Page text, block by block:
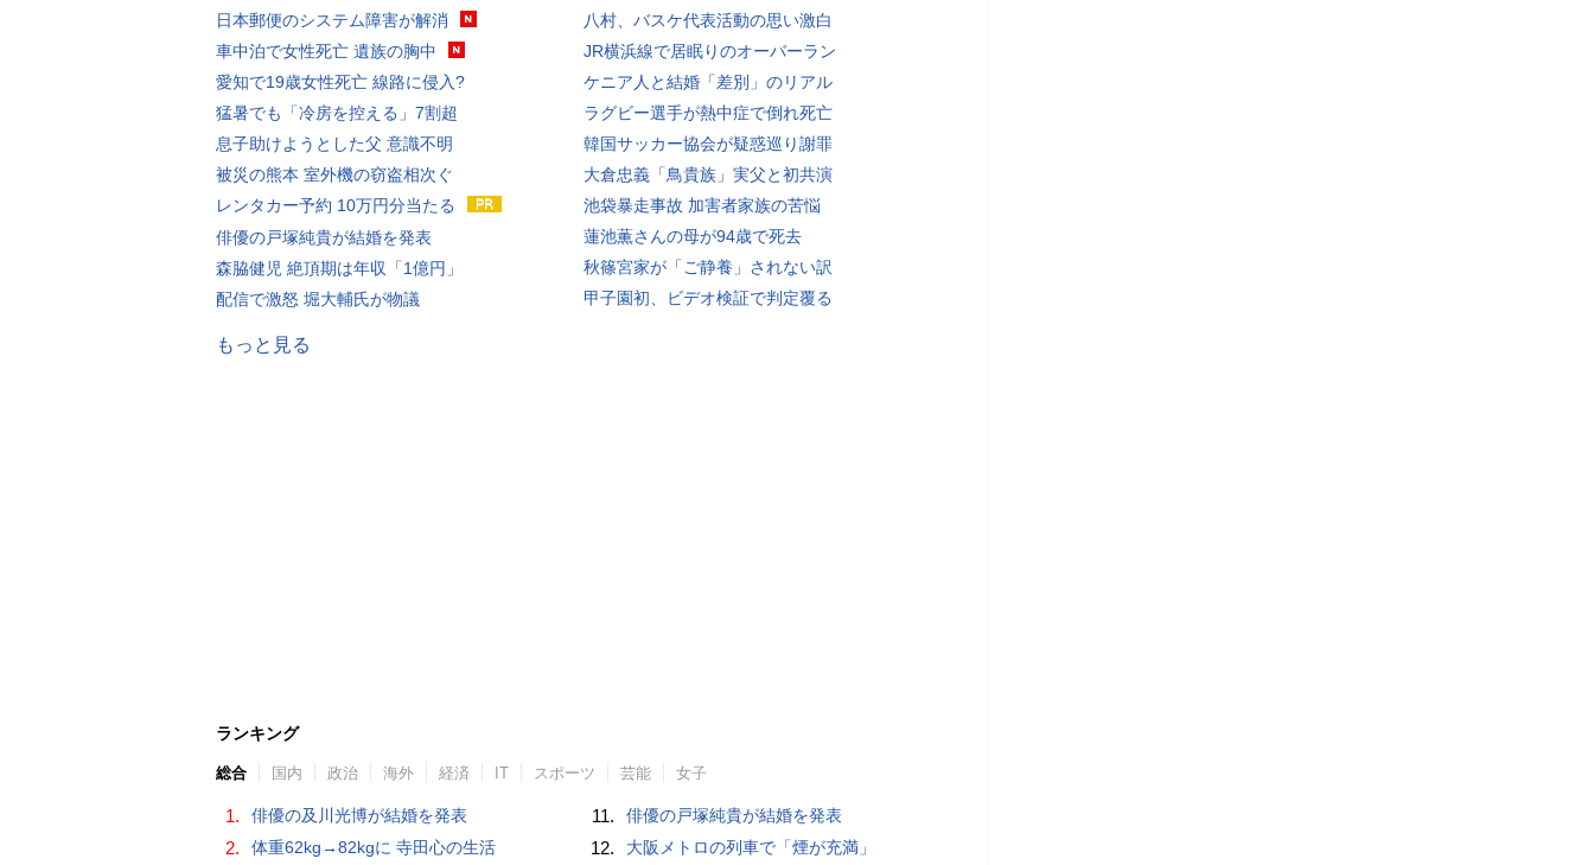
日本郵便のシステム障害が解消
車中泊で女性死亡 遺族の胸中
愛知で19歳女性死亡 線路に侵入?
猛暑でも「冷房を控える」7割超
息子助けようとした父 意識不明
被災の熊本 室外機の窃盗相次ぐ
レンタカー予約 10万円分当たる
俳優の戸塚純貴が結婚を発表
森脇健児 絶頂期は年収「1億円」
配信で激怒 堀大輔氏が物議
八村、バスケ代表活動の思い激白
JR横浜線で居眠りのオーバーラン
ケニア人と結婚「差別」のリアル
ラグビー選手が熱中症で倒れ死亡
韓国サッカー協会が疑惑巡り謝罪
大倉忠義「鳥貴族」実父と初共演
池袋暴走事故 加害者家族の苦悩
蓮池薫さんの母が94歳で死去
秋篠宮家が「ご静養」されない訳
甲子園初、ビデオ検証で判定覆る
もっと見る
ランキング
総合 国内 政治 海外 経済 IT スポーツ 芸能 女子
1. 俳優の及川光博が結婚を発表
2. 体重62kg→82kgに 寺田心の生活
11. 俳優の戸塚純貴が結婚を発表
12. 大阪メトロの列車で「煙が充満」